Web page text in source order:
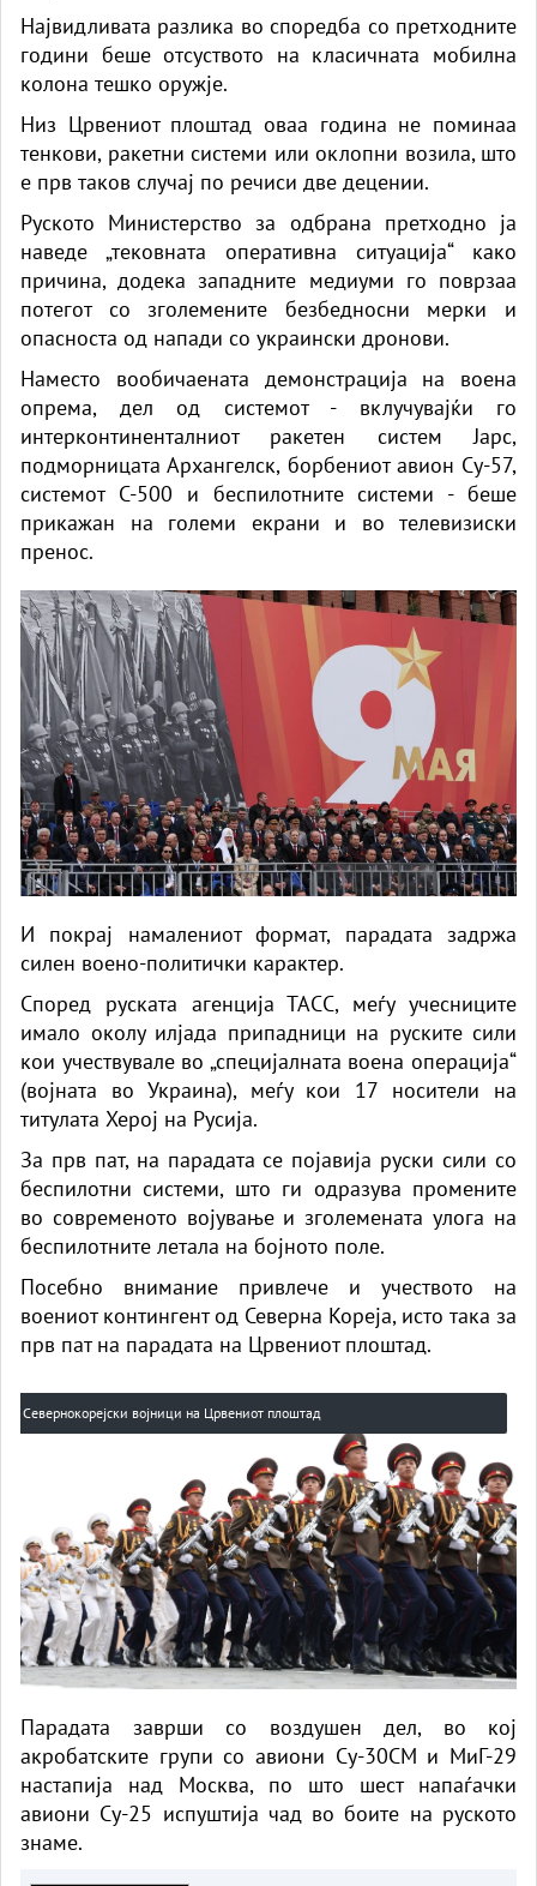
Највидливата разлика во споредба со претходните
години беше отсуството на класичната мобилна
колона тешко оружје.
Низ Црвениот плоштад оваа година не поминаа
тенкови, ракетни системи или оклопни возила, што
е прв таков случај по речиси две децении.
Руското Министерство за одбрана претходно ја
наведе „тековната оперативна ситуација“ како
причина, додека западните медиуми го поврзаа
потегот со зголемените безбедносни мерки и
опасноста од напади со украински дронови.
Наместо вообичаената демонстрација на воена
опрема, дел од системот - вклучувајќи го
интерконтиненталниот ракетен систем Јарс,
подморницата Архангелск, борбениот авион Су-57,
системот С-500 и беспилотните системи - беше
прикажан на големи екрани и во телевизиски
пренос.
И покрај намалениот формат, парадата задржа
силен воено-политички карактер.
Според руската агенција ТАСС, меѓу учесниците
имало околу илјада припадници на руските сили
кои учествувале во „специјалната воена операција“
(војната во Украина), меѓу кои 17 носители на
титулата Херој на Русија.
За прв пат, на парадата се појавија руски сили со
беспилотни системи, што ги одразува промените
во современото војување и зголемената улога на
беспилотните летала на бојното поле.
Посебно внимание привлече и учеството на
воениот контингент од Северна Кореја, исто така за
прв пат на парадата на Црвениот плоштад.
Севернокорејски војници на Црвениот плоштад
Парадата заврши со воздушен дел, во кој
акробатските групи со авиони Су-30СМ и МиГ-29
настапија над Москва, по што шест напаѓачки
авиони Су-25 испуштија чад во боите на руското
знаме.